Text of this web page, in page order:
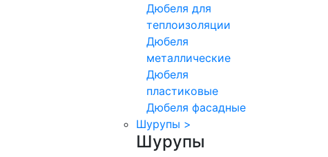
Дюбеля для
теплоизоляции
Дюбеля
металлические
Дюбеля
пластиковые
Дюбеля фасадные
Шурупы >
Шурупы